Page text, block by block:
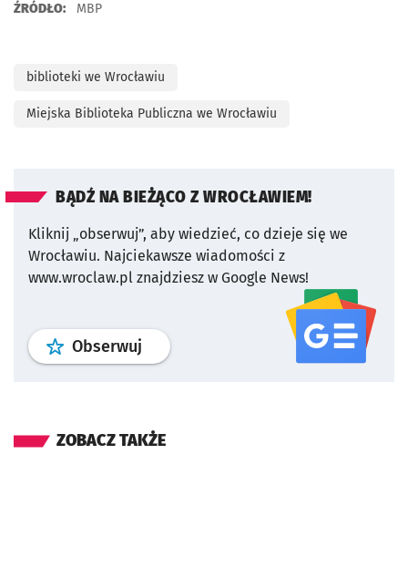
ŹRÓDŁO: MBP
biblioteki we Wrocławiu
Miejska Biblioteka Publiczna we Wrocławiu
BĄDŹ NA BIEŻĄCO Z WROCŁAWIEM!
Kliknij „obserwuj”, aby wiedzieć, co dzieje się we
Wrocławiu. Najciekawsze wiadomości z
www.wroclaw.pl znajdziesz w Google News!
Obserwuj profil serwisu
ZOBACZ TAKŻE